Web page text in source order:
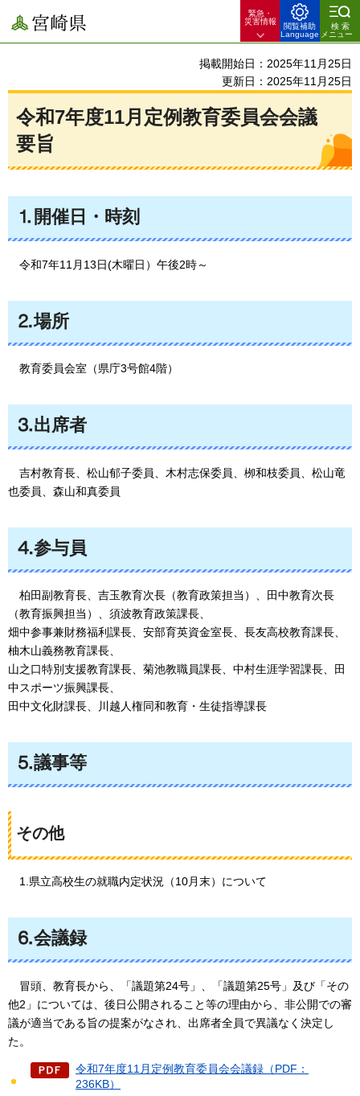
宮崎県
緊急・
災害情報
閲覧補助
Language
検索
メニュー
掲載開始日：2025年11月25日
更新日：2025年11月25日
令和7年度11月定例教育委員会会議
要旨
⒈開催日・時刻
令和7年11月13日(木曜日）午後2時～
⒉場所
教育委員会室 （県庁3号館4階）
⒊出席者
吉村教育長、 松山郁子委員、木村志保委員、栁和枝委員、松山竜
也委員、森山和真委員
⒋参与員
柏田副教育長、吉玉教育次長（教育政策担当）、田中教育次長
（教育振興担当）、須波教育政策課長、
畑中参事兼財務福利課長、安部育英資金室長、長友高校教育課長、
柚木山義務教育課長、
山之口特別支援教育課長、菊池教職員課長、中村生涯学習課長、田
中スポーツ振興課長、
田中文化財課長、川越人権同和教育・生徒指導課長
⒌議事等
その他
1.県立高校生の就職内定状況（10月末）について
⒍会議録
冒頭、 教育長から、「議題第24号」、「議題第25号」及び「その
他2」については、後日公開されること等の理由から、非公開での審
議が適当である旨の提案がなされ、出席者全員で異議なく決定し
た。
令和7年度11月定例教育委員会会議録（PDF：
236KB）